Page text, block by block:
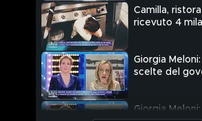
Camilla,
ricevuto 4
Giorgia
scelte del
Giorgia